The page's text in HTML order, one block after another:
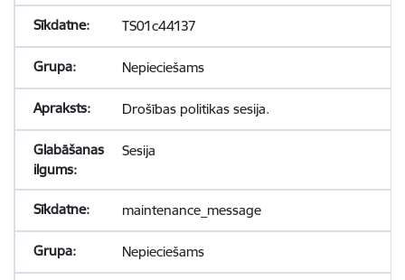
TS01c44137
Nepieciešams
Drošības politikas sesija.
Sesija
maintenance_message
Nepieciešams